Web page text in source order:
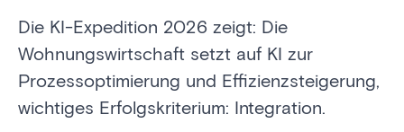
Die KI-Expedition 2026 zeigt: Die
Wohnungswirtschaft setzt auf KI zur
Prozessoptimierung und Effizienzsteigerung,
wichtiges Erfolgskriterium: Integration.